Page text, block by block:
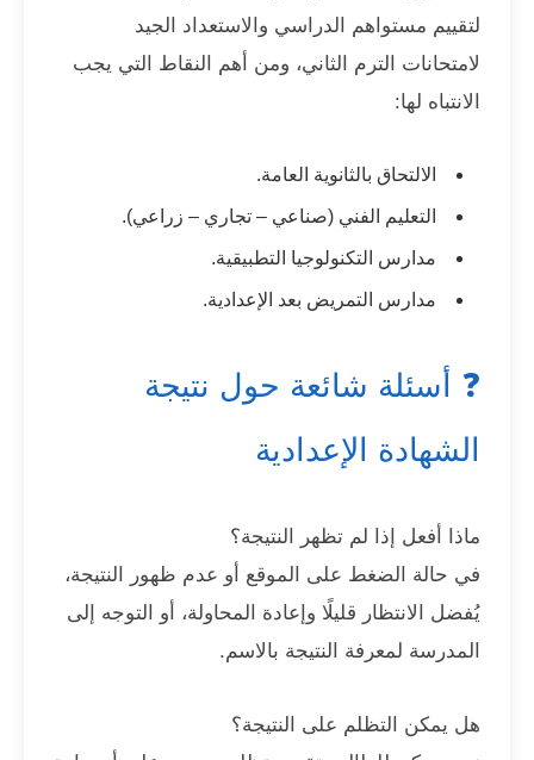
لتقييم مستواهم الدراسي والاستعداد الجيد
لامتحانات الترم الثاني، ومن أهم النقاط التي يجب
الانتباه لها:
الالتحاق بالثانوية العامة.
التعليم الفني (صناعي – تجاري – زراعي).
مدارس التكنولوجيا التطبيقية.
مدارس التمريض بعد الإعدادية.
❓ أسئلة شائعة حول نتيجة
الشهادة الإعدادية
ماذا أفعل إذا لم تظهر النتيجة؟
في حالة الضغط على الموقع أو عدم ظهور النتيجة،
يُفضل الانتظار قليلًا وإعادة المحاولة، أو التوجه إلى
المدرسة لمعرفة النتيجة بالاسم.
هل يمكن التظلم على النتيجة؟